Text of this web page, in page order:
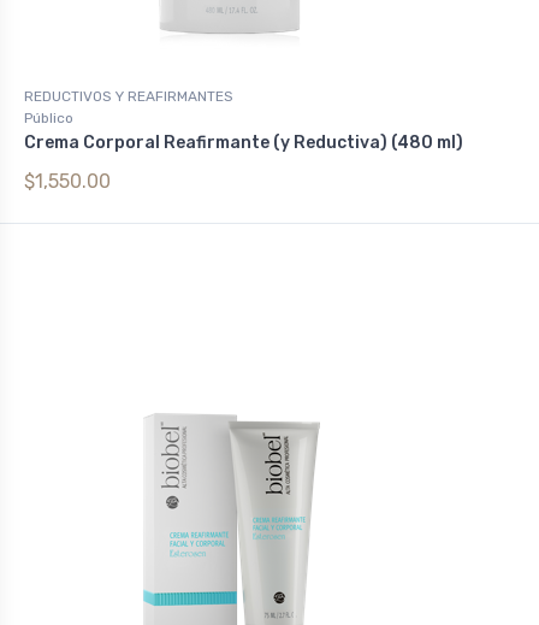
REDUCTIVOS Y REAFIRMANTES
Público
Crema Corporal Reafirmante (y Reductiva) (480 ml)
$1,550.00